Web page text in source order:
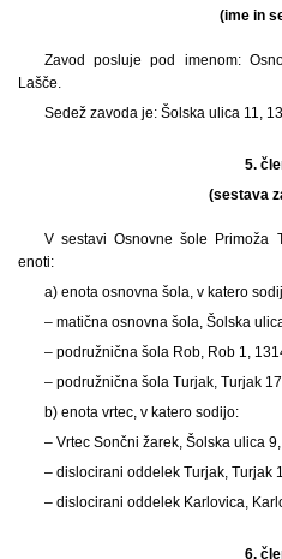
(ime in
Zavod posluje pod imenom:
Lašče.
Sedež zavoda je: Šolska ulica 11,
5.
(sestava
V sestavi Osnovne šole Primoža
enoti:
a) enota osnovna šola, v katero
– matična osnovna šola, Šolska
– podružnična šola Rob, Rob 1,
– podružnična šola Turjak, Turjak
b) enota vrtec, v katero sodijo:
– Vrtec Sončni žarek, Šolska ulica
– dislocirani oddelek Turjak, Turjak
– dislocirani oddelek Karlovica,
6.